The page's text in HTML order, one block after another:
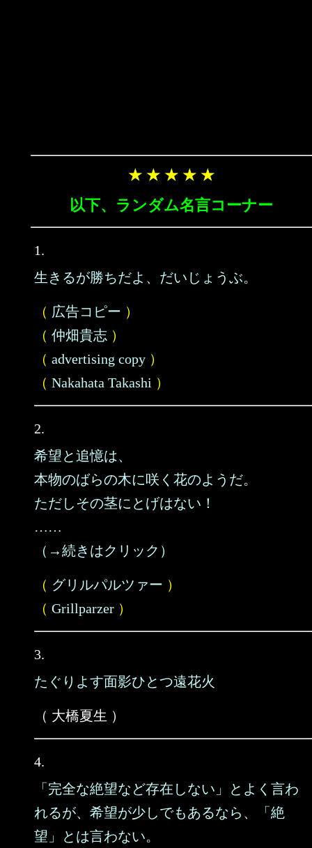
★ ★ ★ ★ ★
以下、ランダム名言コーナー
1.
生きるが勝ちだよ、だいじょうぶ。
（ 広告コピー ）
（ 仲畑貴志 ）
（ advertising copy ）
（ Nakahata Takashi ）
2.
希望と追憶は、
本物のばらの木に咲く花のようだ。
ただしその茎にとげはない！
……
（→続きはクリック）
（ グリルパルツァー ）
（ Grillparzer ）
3.
たぐりよす面影ひとつ遠花火
（ 大橋夏生 ）
4.
「完全な絶望など存在しない」とよく言わ
れるが、希望が少しでもあるなら、「絶
望」とは言わない。